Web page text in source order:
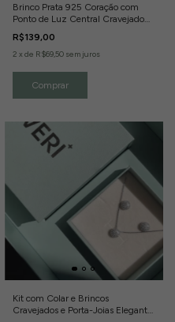
Brinco Prata 925 Coração com
Ponto de Luz Central Cravejado
com Zircônias
R$139,00
2 x de R$69,50 sem juros
Kit com Colar e Brincos
Cravejados e Porta-Joias Elegante